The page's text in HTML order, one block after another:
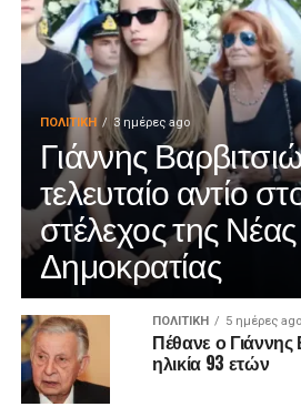
ΠΟΛΙΤΙΚΉ 3 ημέρες ago
Γιάννης
τελευταίο αντίο
στέλεχος της Νέας
Δημοκρατίας
ΠΟΛΙΤΙΚΉ 5 ημέρες ago
Πέθανε ο
ηλικία 93 ετών